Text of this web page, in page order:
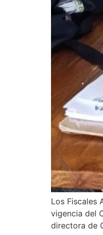
Los Fiscales
vigencia del
directora de